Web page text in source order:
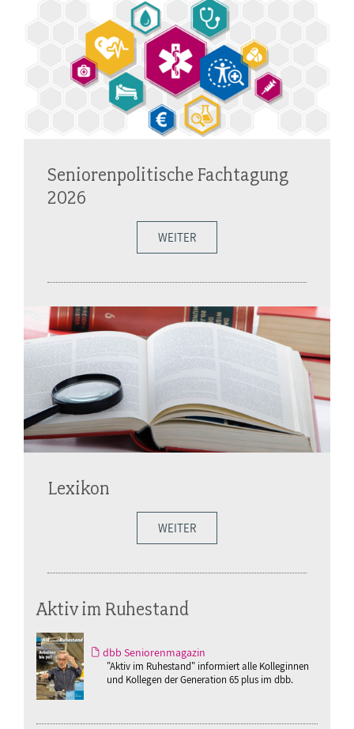
Seniorenpolitische Fachtagung
2026
WEITER
Lexikon
WEITER
Aktiv im Ruhestand
dbb Seniorenmagazin
"Aktiv im Ruhestand" informiert alle Kolleginnen
und Kollegen der Generation 65 plus im dbb.